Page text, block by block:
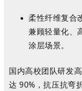
柔性纤维复合
兼顾轻量化、
涂层场景。
国内高校团队研发
达 90%，抗压抗弯